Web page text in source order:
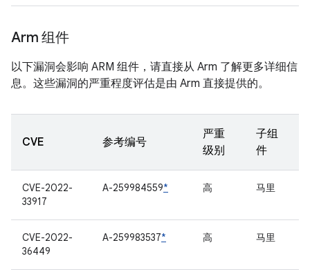
Arm 组件
以下漏洞会影响 ARM 组件，请直接从 Arm 了解更多详细信
息。这些漏洞的严重程度评估是由 Arm 直接提供的。
CVE 参考编号
严重
级别
子组
件
CVE-2022-
33917
A-259984559* 高 马里
CVE-2022-
36449
A-259983537* 高 马里